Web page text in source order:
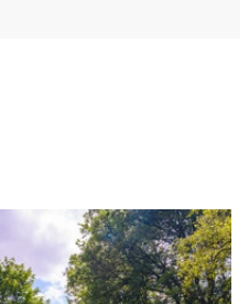
eine traditionelle Sauna.
Dusche,
Laufstall